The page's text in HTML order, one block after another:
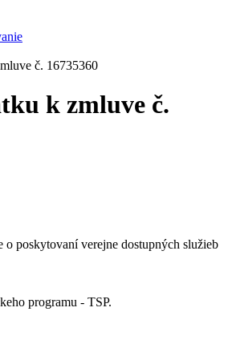
č. 16735360
k zmluve č.
poskytovaní verejne dostupných služieb
programu - TSP.